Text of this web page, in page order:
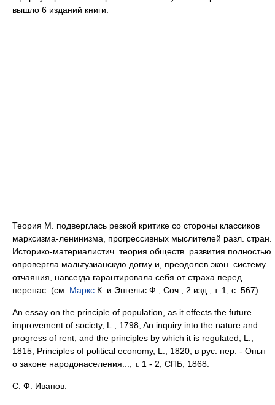
вышло 6 изданий книги.
Теория М. подверглась резкой критике со стороны классиков
марксизма-ленинизма, прогрессивных мыслителей разл. стран.
Историко-материалистич. теория обществ. развития полностью
опровергла мальтузианскую догму и, преодолев экон. систему
отчаяния, навсегда гарантировала себя от страха перед
перенас. (см. Маркс К. и Энгельс Ф., Соч., 2 изд., т. 1, с. 567).
An essay on the principle of population, as it effects the future
improvement of society, L., 1798; An inquiry into the nature and
progress of rent, and the principles by which it is regulated, L.,
1815; Principles of political economy, L., 1820; в рус. нер. - Опыт
о законе народонаселения..., т. 1 - 2, СПБ, 1868.
С. Ф. Иванов.